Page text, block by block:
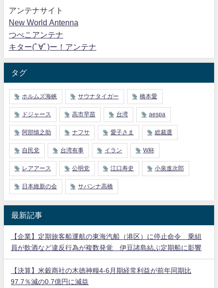
アンテナサイト
New World Antenna
つべこアンテナ
キター(ﾟ∀ﾟ)ー！アンテナ
タグ
ホルムズ海峡 サウナタイガー 橋本愛
ドジャース 高市早苗 台湾 aespa
阿部慎之助 ナフサ 愛子さま 総裁選
自民党 台湾有事 イラン W杯
レアアース 公明党 江口寿史 小泉進次郎
日本維新の会 サバンナ高橋
最新記事
【企業】定期旅客船運航の東海汽船（港区）に停止命令 乗組
員が飲酒など違反行為が複数発覚 伊豆諸島結ぶ定期船に影響
【決算】米穀商社の木徳神糧4-6月期経常利益が前年同期比
97.7％減の0.7億円に減益